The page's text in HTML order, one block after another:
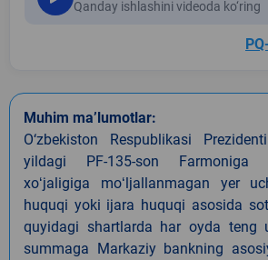
Qanday ishlashini videoda ko‘ring
Muhim ma’lumotlar:
O‘zbekiston Respublikasi
yildagi PF-135-son Farmoniga
xoʻjaligiga moʻljallanmagan yer
huquqi yoki ijara huquqi asosida
quyidagi shartlarda har oyda teng
summaga Markaziy bankning